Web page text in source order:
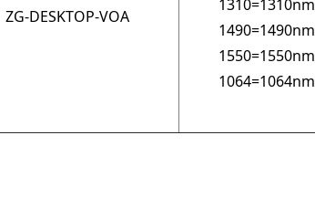
ZG-DESKTOP-VOA
1310=1310nm
1490=1490nm
1550=1550nm
1064=1064nm